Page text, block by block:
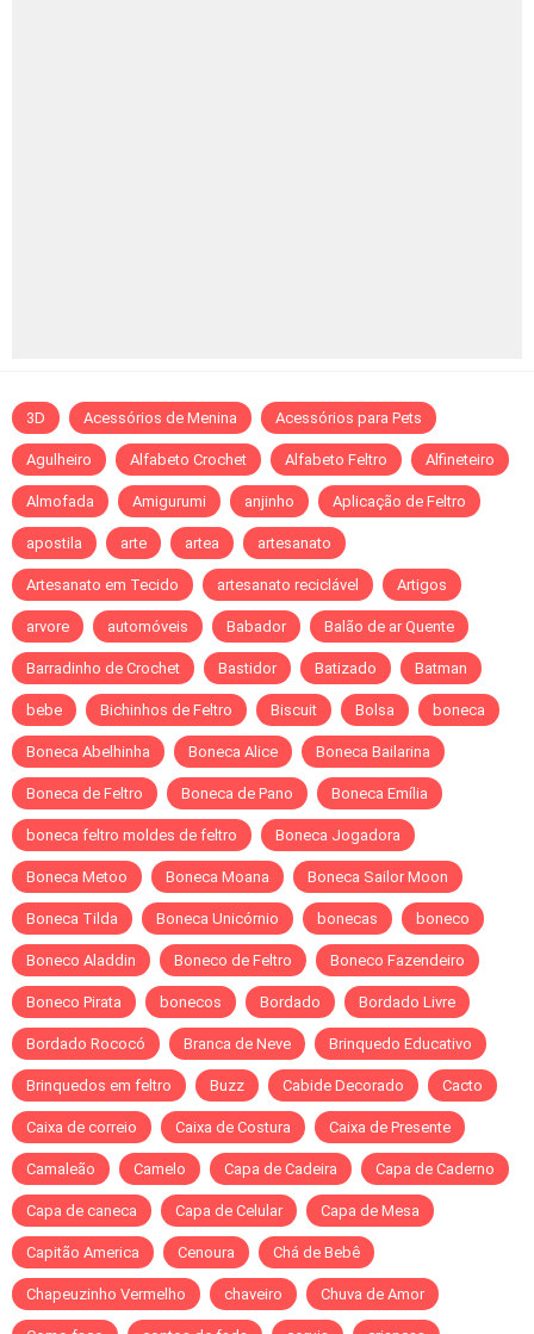
3D Acessórios de Menina Acessórios para Pets
Agulheiro Alfabeto Crochet Alfabeto Feltro Alfineteiro
Almofada Amigurumi anjinho Aplicação de Feltro
apostila arte artea artesanato
Artesanato em Tecido artesanato reciclável Artigos
arvore automóveis Babador Balão de ar Quente
Barradinho de Crochet Bastidor Batizado Batman
bebe Bichinhos de Feltro Biscuit Bolsa boneca
Boneca Abelhinha Boneca Alice Boneca Bailarina
Boneca de Feltro Boneca de Pano Boneca Emília
boneca feltro moldes de feltro Boneca Jogadora
Boneca Metoo Boneca Moana Boneca Sailor Moon
Boneca Tilda Boneca Unicórnio bonecas boneco
Boneco Aladdin Boneco de Feltro Boneco Fazendeiro
Boneco Pirata bonecos Bordado Bordado Livre
Bordado Rococó Branca de Neve Brinquedo Educativo
Brinquedos em feltro Buzz Cabide Decorado Cacto
Caixa de correio Caixa de Costura Caixa de Presente
Camaleão Camelo Capa de Cadeira Capa de Caderno
Capa de caneca Capa de Celular Capa de Mesa
Capitão America Cenoura Chá de Bebê
Chapeuzinho Vermelho chaveiro Chuva de Amor